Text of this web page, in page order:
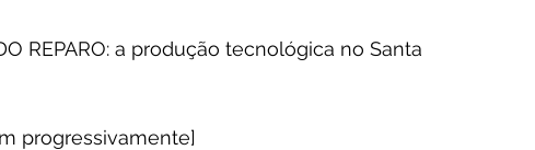
REPARO: a produção tecnológica no Santa
progressivamente]